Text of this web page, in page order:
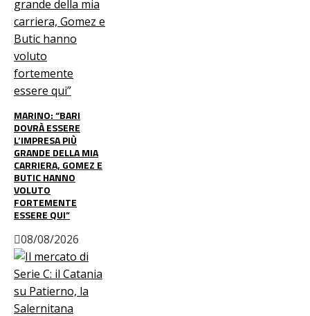
MARINO: “BARI
DOVRÀ ESSERE
L’IMPRESA PIÙ
GRANDE DELLA MIA
CARRIERA, GOMEZ E
BUTIC HANNO
VOLUTO
FORTEMENTE
ESSERE QUI”
08/08/2026